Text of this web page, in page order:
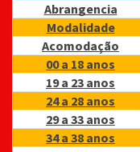
Abrangencia
Modalidade
Acomodação
00 a 18 anos
19 a 23 anos
24 a 28 anos
29 a 33 anos
34 a 38 anos